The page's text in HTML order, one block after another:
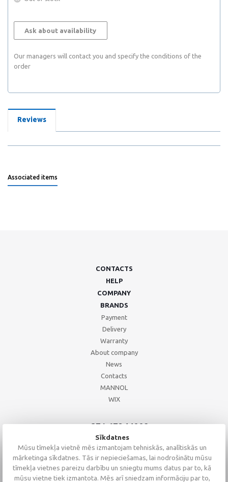
Ask about availability
Our managers will contact you and specify the conditions of the
order
Reviews
Associated items
CONTACTS
HELP
COMPANY
BRANDS
Payment
Delivery
Warranty
About company
News
Contacts
MANNOL
WIX
+371 67244008
+371 67271055
+371 26002793
Sīkdatnes
Mūsu tīmekļa vietnē mēs izmantojam tehniskās, analītiskās un
mārketinga sīkdatnes. Tās ir nepieciešamas, lai nodrošinātu mūsu
tīmekļa vietnes pareizu darbību un sniegtu mums datus par to, kā
mūsu vietne tiek izmantota. Mēs arī sniedzam informāciju par to,